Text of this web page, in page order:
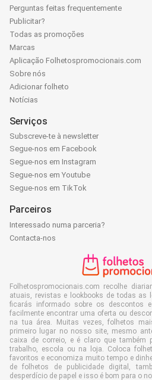
Perguntas feitas frequentemente
Publicitar?
Todas as promoções
Marcas
Aplicação Folhetospromocionais.com
Sobre nós
Adicionar folheto
Notícias
Serviços
Subscreve-te à newsletter
Segue-nos em Facebook
Segue-nos em Instagram
Segue-nos em Youtube
Segue-nos em TikTok
Parceiros
Interessado numa parceria?
Contacta-nos
Folhetospromocionais.com recolhe
atuais, revistas e lookbooks de todas as
ficarás informado sobre os descontos
facilmente encontrar uma oferta ou
na tua área. Muitas vezes, folhetos
primeiro lugar no nosso site, mesmo
caixa de correio, e é claro que também
trabalho, escola ou na loja. Coloca
favoritos e economiza muito tempo e
de folhetos de publicidade digital,
desperdício de papel e isso é bom para o